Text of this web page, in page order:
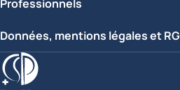
Professionnels
Données, mentions légales et
Clinique Saint-Pierre Ottignies